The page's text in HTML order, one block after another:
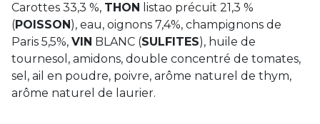
Carottes 33,3 %, THON listao précuit 21,3 %
(POISSON), eau, oignons 7,4%, champignons de
Paris 5,5%, VIN BLANC (SULFITES), huile de
tournesol, amidons, double concentré de tomates,
sel, ail en poudre, poivre, arôme naturel de thym,
arôme naturel de laurier.